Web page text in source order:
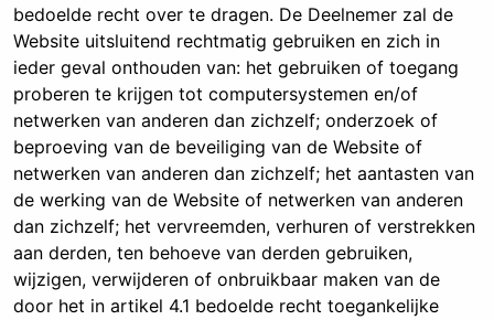
bedoelde recht over te dragen. De Deelnemer zal de
Website uitsluitend rechtmatig gebruiken en zich in
ieder geval onthouden van: het gebruiken of toegang
proberen te krijgen tot computersystemen en/of
netwerken van anderen dan zichzelf; onderzoek of
beproeving van de beveiliging van de Website of
netwerken van anderen dan zichzelf; het aantasten van
de werking van de Website of netwerken van anderen
dan zichzelf; het vervreemden, verhuren of verstrekken
aan derden, ten behoeve van derden gebruiken,
wijzigen, verwijderen of onbruikbaar maken van de
door het in artikel 4.1 bedoelde recht toegankelijke